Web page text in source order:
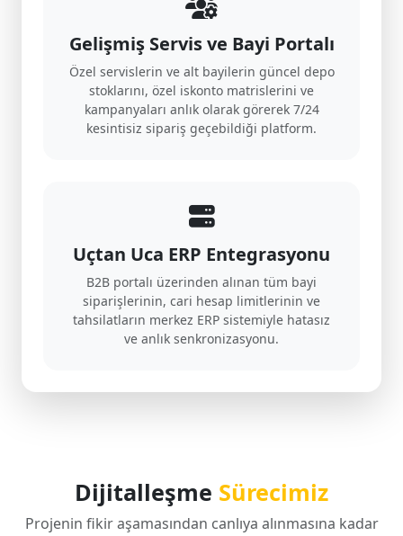
Gelişmiş Servis ve Bayi Portalı
Özel servislerin ve alt bayilerin güncel depo
stoklarını, özel iskonto matrislerini ve
kampanyaları anlık olarak görerek 7/24
kesintisiz sipariş geçebildiği platform.
Uçtan Uca ERP Entegrasyonu
B2B portalı üzerinden alınan tüm bayi
siparişlerinin, cari hesap limitlerinin ve
tahsilatların merkez ERP sistemiyle hatasız
ve anlık senkronizasyonu.
Dijitalleşme Sürecimiz
Projenin fikir aşamasından canlıya alınmasına kadar